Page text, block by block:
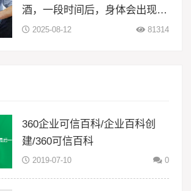
酒，一段时间后，身体会出现5
大变化
2025-08-12 81314
360企业可信百科/企业百科创
建/360可信百科
2019-07-10 0